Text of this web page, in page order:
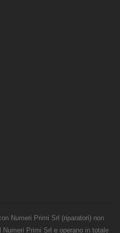
Numeri Primi Srl (riparatori) non
Primi Srl e operano in totale